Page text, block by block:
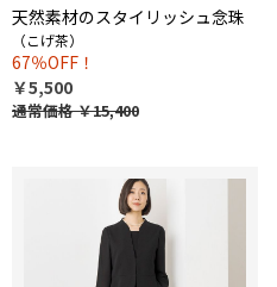
天然素材のスタイリッシュ念珠
（こげ茶）
67％OFF！
￥5,500
通常価格￥15,400